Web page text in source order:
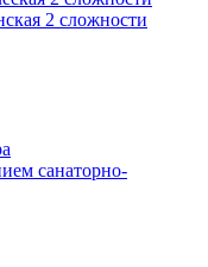
2 сложности
санаторно-